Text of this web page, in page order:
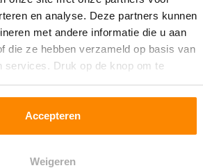
en analyse. Deze partners kunnen
met andere informatie die u aan
die ze hebben verzameld op basis van
services. Druk op de knop om te
Accepteren
Weigeren